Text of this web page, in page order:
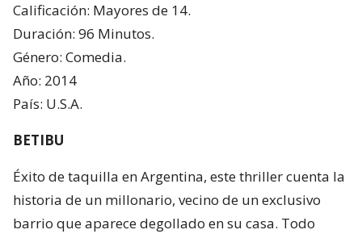
Calificación: Mayores de 14.
Duración: 96 Minutos.
Género: Comedia.
Año: 2014
País: U.S.A.
BETIBU
Éxito de taquilla en Argentina, este thriller cuenta la
historia de un millonario, vecino de un exclusivo
barrio que aparece degollado en su casa. Todo